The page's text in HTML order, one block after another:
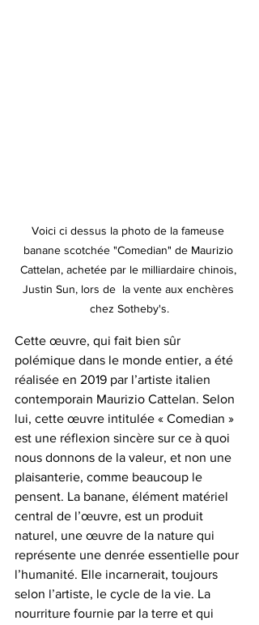
Voici ci dessus la photo de la fameuse
banane scotchée "Comedian" de Maurizio
Cattelan, achetée par le milliardaire chinois,
Justin Sun, lors de  la vente aux enchères
chez Sotheby's.
Cette œuvre, qui fait bien sûr
polémique dans le monde entier, a été
réalisée en 2019 par l’artiste italien
contemporain Maurizio Cattelan. Selon
lui, cette œuvre intitulée « Comedian »
est une réflexion sincère sur ce à quoi
nous donnons de la valeur, et non une
plaisanterie, comme beaucoup le
pensent. La banane, élément matériel
central de l’œuvre, est un produit
naturel, une œuvre de la nature qui
représente une denrée essentielle pour
l’humanité. Elle incarnerait, toujours
selon l’artiste, le cycle de la vie. La
nourriture fournie par la terre et qui